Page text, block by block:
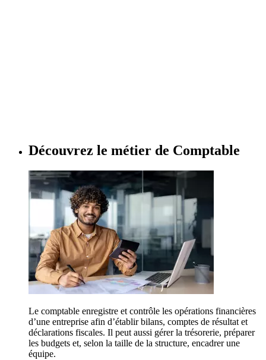
Découvrez le métier de Comptable
Le comptable enregistre et contrôle les opérations financières
d’une entreprise afin d’établir bilans, comptes de résultat et
déclarations fiscales. Il peut aussi gérer la trésorerie, préparer
les budgets et, selon la taille de la structure, encadrer une
équipe.